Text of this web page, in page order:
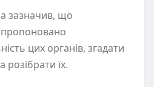
зазначив, що
цих органів, згадати
їх.